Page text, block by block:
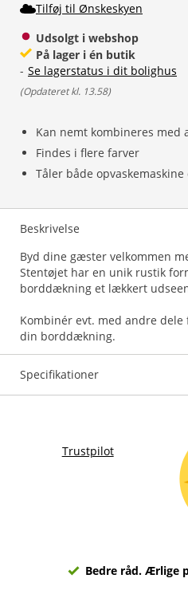
Kan nemt kombineres med
Findes i flere farver
Tåler både opvaskemaskine
Tilføj til Ønskeskyen
Udsolgt i webshop
På lager i én butik
- Se lagerstatus i dit bolighus
(Opdateret kl. 13.58)
Beskrivelse
Byd dine gæster velkommen
Stentøjet har en unik rustik
borddækning et lækkert
Kombinér evt. med andre
din borddækning.
Specifikationer
Trustpilot
Bedre råd. Ærlige